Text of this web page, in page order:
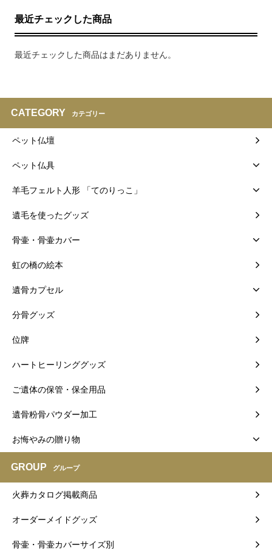
最近チェックした商品
最近チェックした商品はまだありません。
CATEGORY カテゴリー
ペット仏壇
ペット仏具
羊毛フェルト人形 「てのりっこ」
遺毛を使ったグッズ
骨壷・骨壷カバー
虹の橋の絵本
遺骨カプセル
分骨グッズ
位牌
ハートヒーリンググッズ
ご遺体の保管・保全用品
遺骨粉骨パウダー加工
お悔やみの贈り物
GROUP グループ
火葬カタログ掲載商品
オーダーメイドグッズ
骨壷・骨壷カバーサイズ別